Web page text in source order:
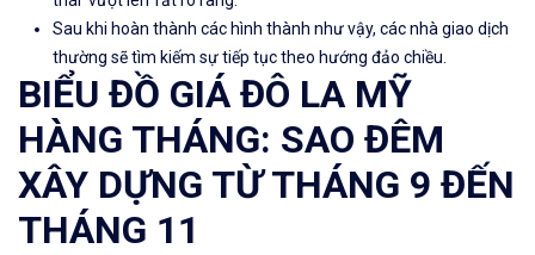
Sau khi hoàn thành các hình thành như vậy, các nhà giao dịch
thường sẽ tìm kiếm sự tiếp tục theo hướng đảo chiều.
BIỂU ĐỒ GIÁ ĐÔ LA MỸ
HÀNG THÁNG: SAO ĐÊM
XÂY DỰNG TỪ THÁNG 9 ĐẾN
THÁNG 11